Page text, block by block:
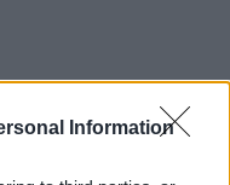
Information